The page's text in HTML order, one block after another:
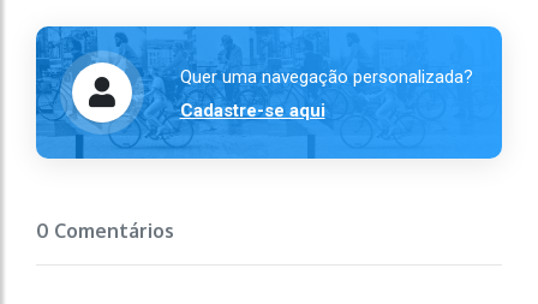
Quer uma navegação personalizada?
Cadastre-se aqui
0 Comentários